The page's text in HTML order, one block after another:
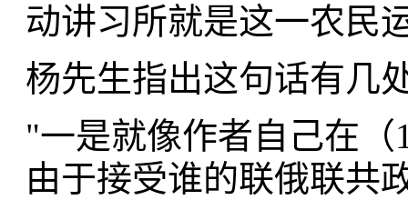
动讲习所就是这一农民
杨先生指出这句话有几
"一是就像作者自己在
由于接受谁的联俄联共